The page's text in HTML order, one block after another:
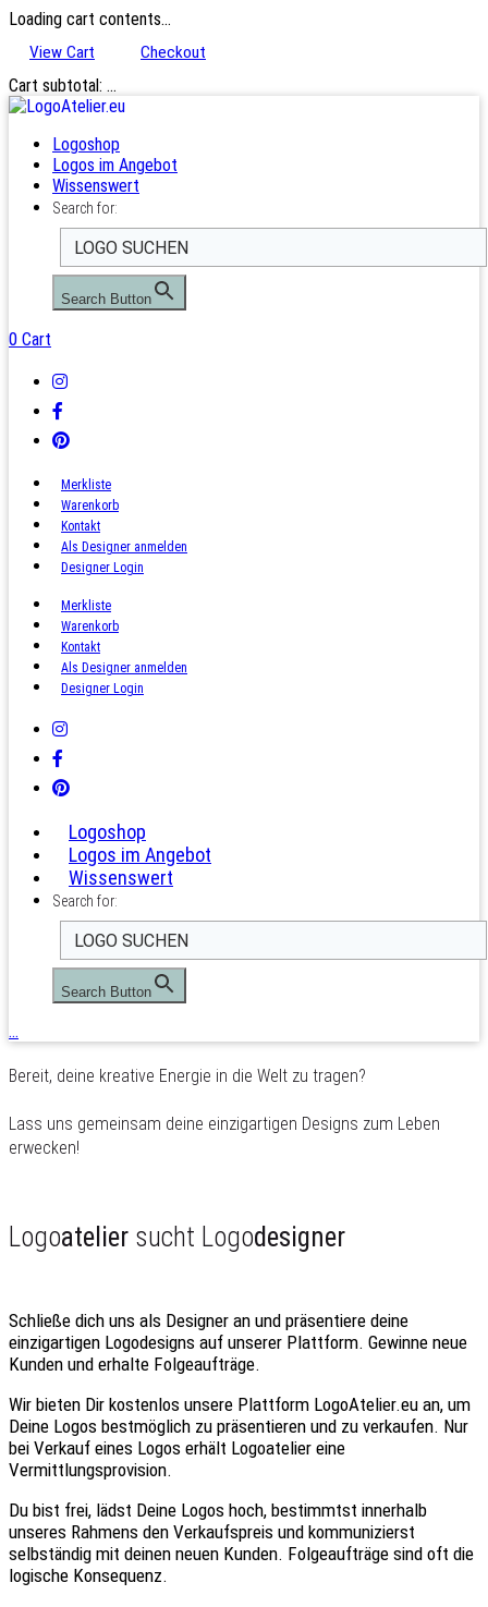
Loading cart contents...
View Cart Checkout
Cart subtotal: …
Logoshop
Logos im Angebot
Wissenswert
Search for:
Search Button
0 Cart
Merkliste
Warenkorb
Kontakt
Als Designer anmelden
Designer Login
Merkliste
Warenkorb
Kontakt
Als Designer anmelden
Designer Login
Logoshop
Logos im Angebot
Wissenswert
Search for:
Search Button
…
Bereit, deine kreative Energie in die Welt zu tragen?
Lass uns gemeinsam deine einzigartigen Designs zum Leben
erwecken!
Logoatelier sucht Logodesigner
Schließe dich uns als Designer an und präsentiere deine
einzigartigen Logodesigns auf unserer Plattform. Gewinne neue
Kunden und erhalte Folgeaufträge.
Wir bieten Dir kostenlos unsere Plattform LogoAtelier.eu an, um
Deine Logos bestmöglich zu präsentieren und zu verkaufen. Nur
bei Verkauf eines Logos erhält Logoatelier eine
Vermittlungsprovision.
Du bist frei, lädst Deine Logos hoch, bestimmtst innerhalb
unseres Rahmens den Verkaufspreis und kommunizierst
selbständig mit deinen neuen Kunden. Folgeaufträge sind oft die
logische Konsequenz.